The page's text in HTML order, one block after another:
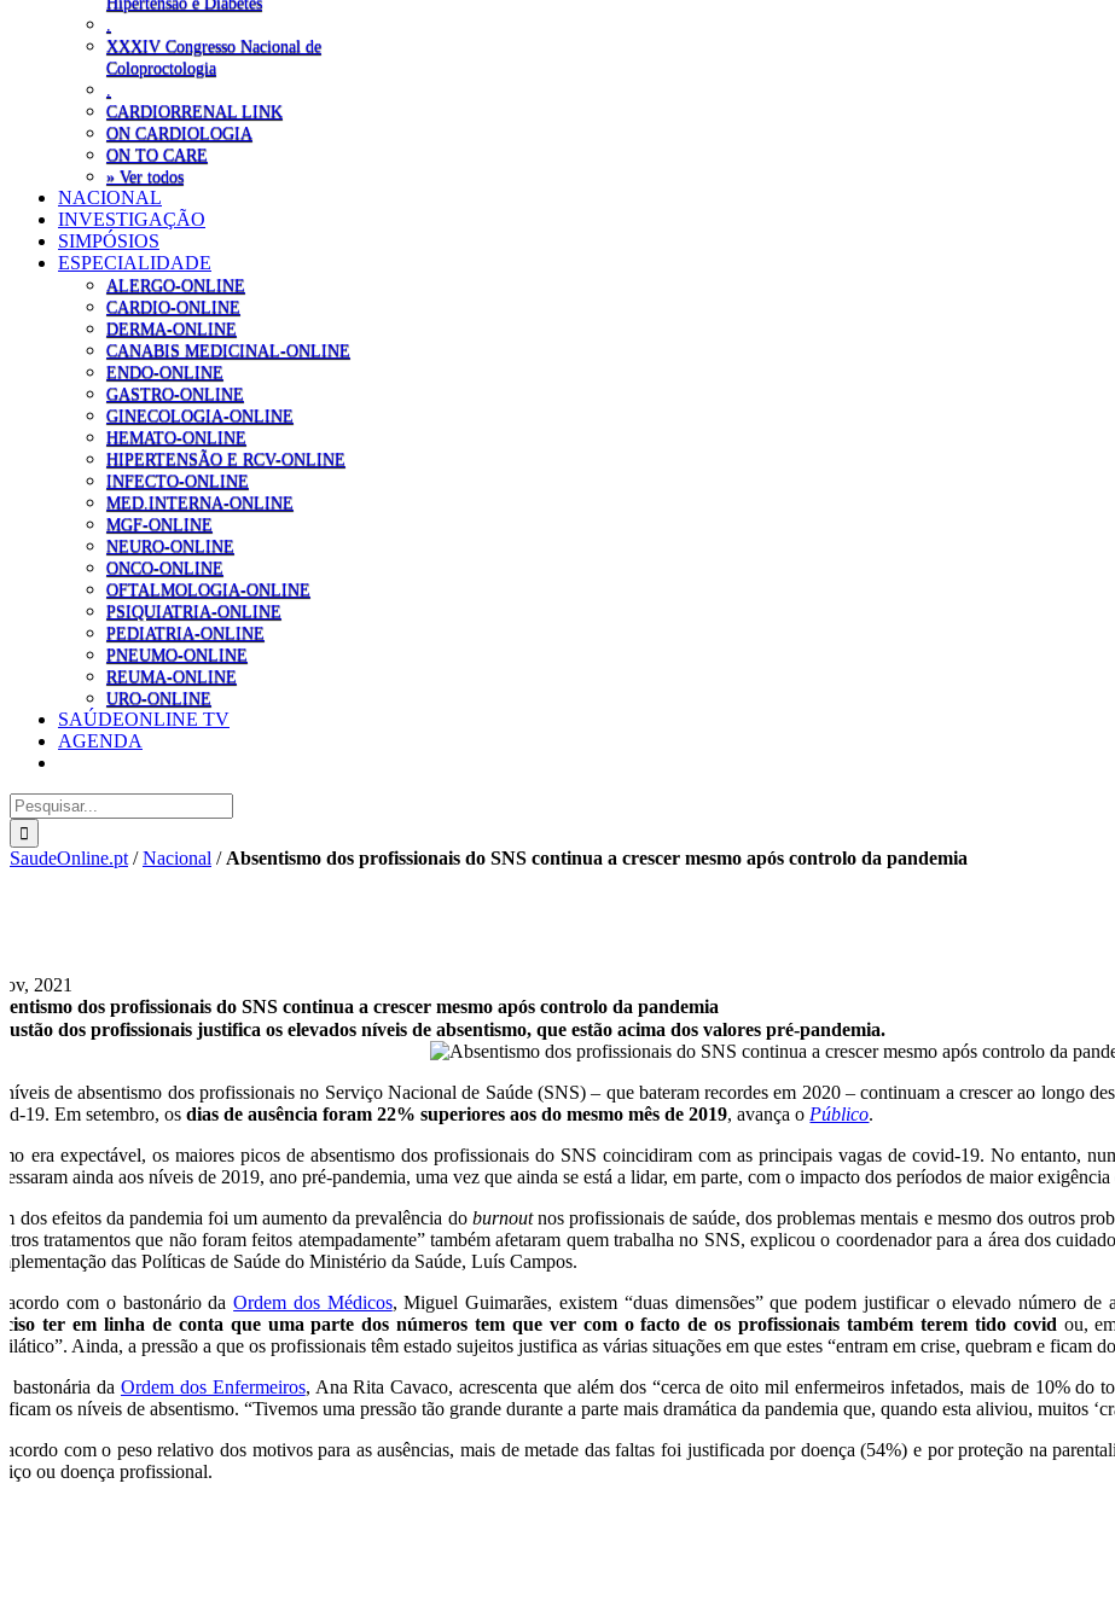
XXXIV Congresso Nacional de
Coloproctologia
CARDIORRENAL LINK
ON CARDIOLOGIA
ON TO CARE
» Ver todos
NACIONAL
INVESTIGAÇÃO
SIMPÓSIOS
ESPECIALIDADE
ALERGO-ONLINE
CARDIO-ONLINE
DERMA-ONLINE
CANABIS MEDICINAL-ONLINE
ENDO-ONLINE
GASTRO-ONLINE
GINECOLOGIA-ONLINE
HEMATO-ONLINE
HIPERTENSÃO E RCV-ONLINE
INFECTO-ONLINE
MED.INTERNA-ONLINE
MGF-ONLINE
NEURO-ONLINE
ONCO-ONLINE
OFTALMOLOGIA-ONLINE
PSIQUIATRIA-ONLINE
PEDIATRIA-ONLINE
PNEUMO-ONLINE
REUMA-ONLINE
URO-ONLINE
SAÚDEONLINE TV
AGENDA
Pesquisar
SaudeOnline.pt /Nacional / Absentismo dos profissionais do SNS continua a crescer mesmo após controlo da pandemia
2021
dos profissionais do SNS continua a crescer mesmo após controlo da pandemia
dos profissionais justifica os elevados níveis de absentismo, que estão acima dos valores pré-pandemia.
níveis de absentismo dos profissionais no Serviço Nacional de Saúde (SNS) – que bateram recordes em 2020 – continuam a crescer ao longo
19. Em setembro, osdias de ausência foram 22% superiores aos do mesmo mês de 2019, avança o Público.
era expectável, os maiores picos de absentismo dos profissionais do SNS coincidiram com as principais vagas de covid-19. No entanto,
ainda aos níveis de 2019, ano pré-pandemia, uma vez que ainda se está a lidar, em parte, com o impacto dos períodos de maior exigência
dos efeitos da pandemia foi um aumento da prevalência do burnoutnos profissionais de saúde, dos problemas mentais e mesmo dos outros
tratamentos que não foram feitos atempadamente” também afetaram quem trabalha no SNS, explicou o coordenador para a área dos
das Políticas de Saúde do Ministério da Saúde, Luís Campos.
acordo com o bastonário daOrdem dos Médicos, Miguel Guimarães, existem “duas dimensões” que podem justificar o elevado número
ter em linha de conta que uma parte dos números tem que ver com o facto de os profissionais também terem tido covid ou,
Ainda, a pressão a que os profissionais têm estado sujeitos justifica as várias situações em que estes “entram em crise, quebram e ficam
bastonária da Ordem dos Enfermeiros, Ana Rita Cavaco, acrescenta que além dos “cerca de oito mil enfermeiros infetados, mais de 10% do
os níveis de absentismo. “Tivemos uma pressão tão grande durante a parte mais dramática da pandemia que, quando esta aliviou, muitos
acordo com o peso relativo dos motivos para as ausências, mais de metade das faltas foi justificada por doença (54%) e por proteção na
ou doença profissional.